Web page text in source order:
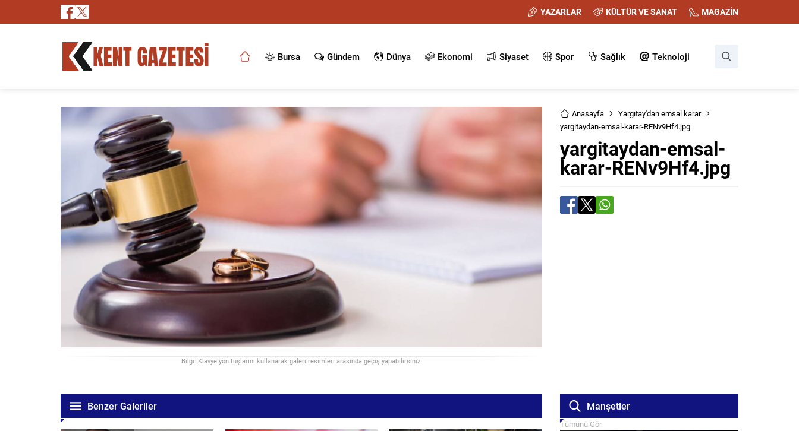
YAZARLAR KÜLTÜR VE SANAT MAGAZİN
Bursa Gündem Dünya Ekonomi Siyaset Spor Sağlık Teknoloji
Bilgi: Klavye yön tuşlarını kullanarak galeri resimleri arasında geçiş yapabilirsiniz.
Anasayfa
Yargıtay'dan emsal karar
yargitaydan-emsal-karar-RENv9Hf4.jpg
yargitaydan-emsal-
karar-RENv9Hf4.jpg
Benzer Galeriler Manşetler
Tümünü Gör